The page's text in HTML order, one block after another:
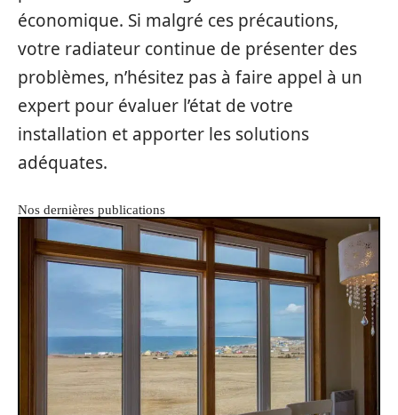
économique. Si malgré ces précautions,
votre radiateur continue de présenter des
problèmes, n’hésitez pas à faire appel à un
expert pour évaluer l’état de votre
installation et apporter les solutions
adéquates.
Nos dernières publications